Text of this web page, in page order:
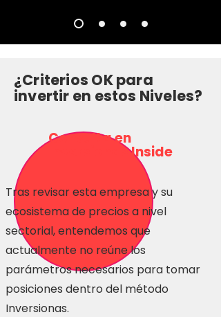
¿Criterios OK para
invertir en estos Niveles?
Consulta en
Inversionas Inside
Tras revisar esta empresa y su
ecosistema de precios a nivel
sectorial, entendemos que
actualmente no reúne los
parámetros necesarios para tomar
posiciones dentro del método
Inversionas.